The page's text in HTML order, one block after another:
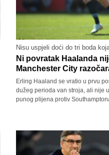
Nisu uspjeli doći do tri boda
Ni povratak Haalanda
Manchester City
Erling Haaland se vratio u prvu
dužeg perioda van stroja, ali nije
punog plijena protiv